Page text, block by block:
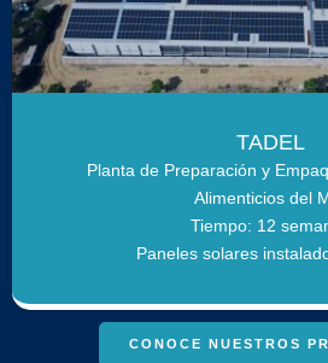
TADEL
Planta de Preparación y
Alimenticios del
Tiempo: 12
Paneles solares
CONOCE NUESTROS
Optimizamos su energía solar.